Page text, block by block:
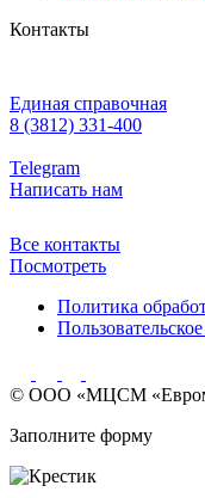
Контакты
Единая справочная
8 (3812) 331-400
Telegram
Написать нам
Все контакты
Посмотреть
Политика
© ООО «МЦСМ
Заполните форму